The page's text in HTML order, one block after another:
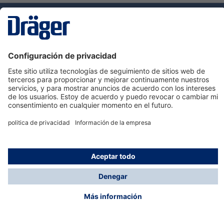
Servicio de atención al cliente de Dräger
Ayuda
Información
© Dräger Hispania S.A.U., 2024
*Todos los precios no incluyen IVA y posibles gastos
de envío, salvo que indique lo contrario